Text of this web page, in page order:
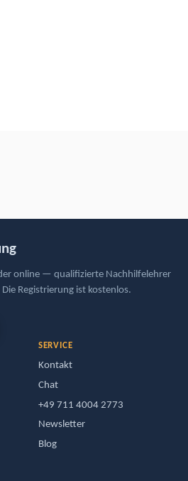
online — qualifizierte Nachhilfelehrer
Registrierung ist kostenlos.
SERVICE
Kontakt
Chat
+49 711 4004 2773
Newsletter
Blog